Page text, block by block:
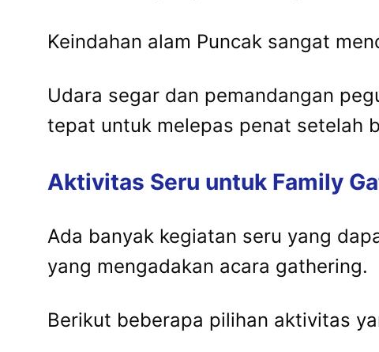
Keindahan alam Puncak sangat
Udara segar dan pemandangan
tepat untuk melepas penat setelah
Aktivitas Seru untuk Family
Ada banyak kegiatan seru yang
yang mengadakan acara gathering.
Berikut beberapa pilihan aktivitas